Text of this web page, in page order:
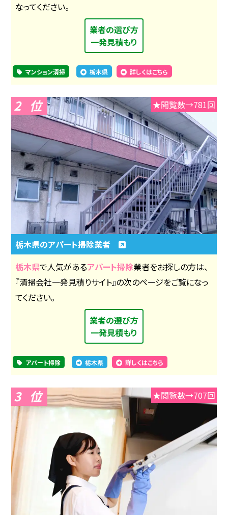
なってください。
業者の選び方
一発見積もり
マンション清掃 栃木県 詳しくはこちら
2 ★閲覧数→781回
栃木県のアパート掃除業者
栃木県で人気があるアパート掃除業者をお探しの方は、
『清掃会社一発見積りサイト』の次のページをご覧になっ
てください。
業者の選び方
一発見積もり
アパート掃除 栃木県 詳しくはこちら
3 ★閲覧数→707回